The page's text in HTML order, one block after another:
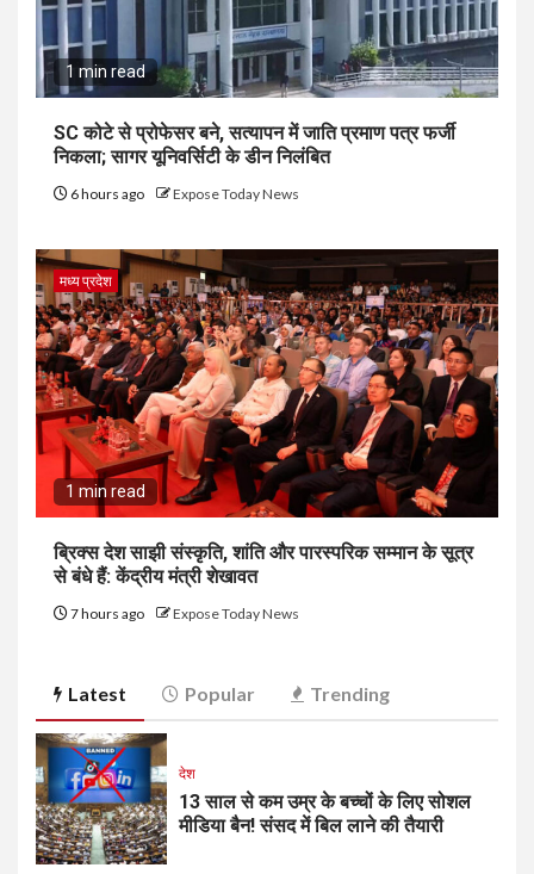
1 min read
SC कोटे से प्रोफेसर बने, सत्यापन में जाति प्रमाण पत्र फर्जी
निकला; सागर यूनिवर्सिटी के डीन निलंबित
6 hours ago Expose Today News
मध्य प्रदेश
1 min read
ब्रिक्स देश साझी संस्कृति, शांति और पारस्परिक सम्मान के सूत्र
से बंधे हैं: केंद्रीय मंत्री शेखावत
7 hours ago Expose Today News
Latest Popular Trending
देश
13 साल से कम उम्र के बच्चों के लिए सोशल
मीडिया बैन! संसद में बिल लाने की तैयारी